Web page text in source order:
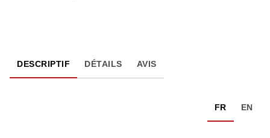
DESCRIPTIF DÉTAILS AVIS
FR EN